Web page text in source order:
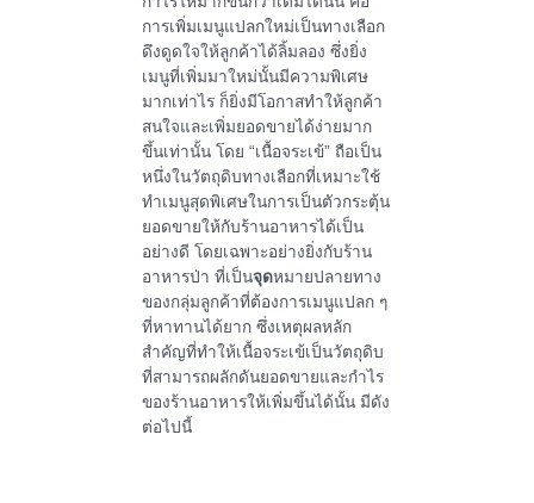
การเพิ่มเมนูแปลกใหม่เป็นทางเลือก
ดึงดูดใจให้ลูกค้าได้ลิ้มลอง ซึ่งยิ่ง
เมนูที่เพิ่มมาใหม่นั้นมีความพิเศษ
มากเท่าไร ก็ยิ่งมีโอกาสทำให้ลูกค้า
สนใจและเพิ่มยอดขายได้ง่ายมาก
ขึ้นเท่านั้น โดย “เนื้อจระเข้” ถือเป็น
หนึ่งในวัตถุดิบทางเลือกที่เหมาะใช้
ทำเมนูสุดพิเศษในการเป็นตัวกระตุ้น
ยอดขายให้กับร้านอาหารได้เป็น
อย่างดี โดยเฉพาะอย่างยิ่งกับร้าน
อาหารป่า ที่เป็นจุดหมายปลายทาง
ของกลุ่มลูกค้าที่ต้องการเมนูแปลก ๆ
ที่หาทานได้ยาก ซึ่งเหตุผลหลัก
สำคัญที่ทำให้เนื้อจระเข้เป็นวัตถุดิบ
ที่สามารถผลักดันยอดขายและกำไร
ของร้านอาหารให้เพิ่มขึ้นได้นั้น มีดัง
ต่อไปนี้